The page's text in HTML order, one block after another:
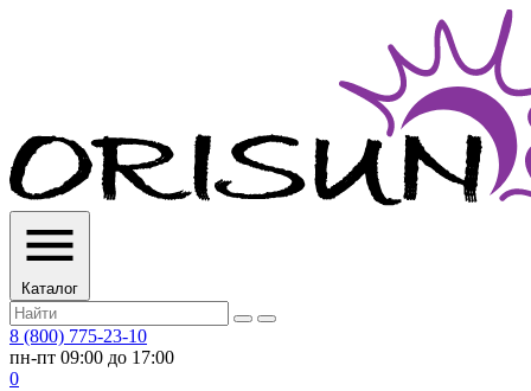
Каталог
8 (800) 775-23-10
пн-пт 09:00 до 17:00
0